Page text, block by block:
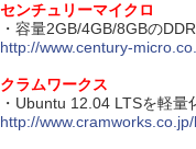
センチュリーマイクロ
・容量2GB/4GB/8GBの
http://www.century-
クラムワークス
・Ubuntu 12.04 LTSを軽
http://